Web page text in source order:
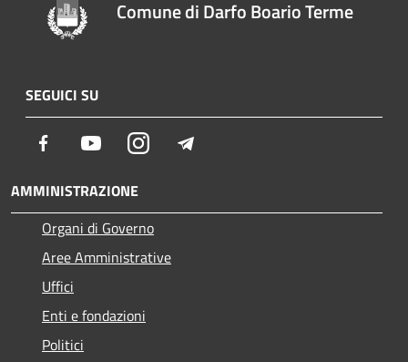
Comune di Darfo Boario Terme
SEGUICI SU
Facebook YoutubeInstagram
AMMINISTRAZIONE
Organi di Governo
Aree Amministrative
Uffici
Enti e fondazioni
Politici